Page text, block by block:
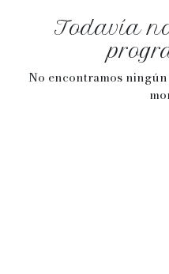
Todavía
No encontramos